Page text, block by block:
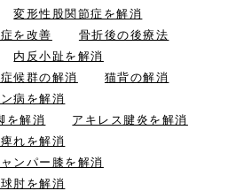
変形性股関節症を解消
を改善
骨折後の後療法
内反小趾を解消
候群の解消
猫背の解消
病を解消
を解消
アキレス腱炎を解消
れを解消
ンパー膝を解消
肘を解消